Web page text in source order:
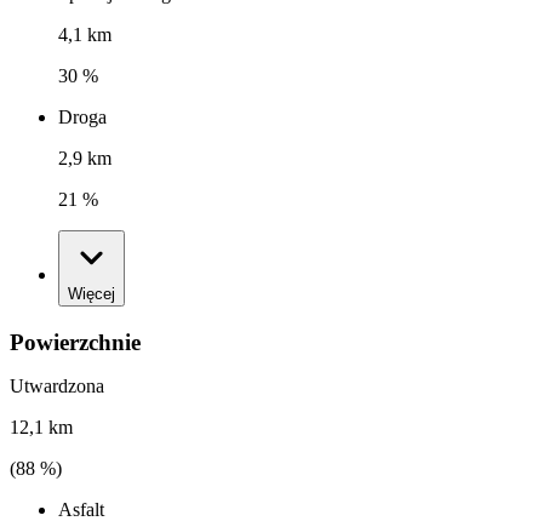
4,1 km
30 %
Droga
2,9 km
21 %
Więcej
Powierzchnie
Utwardzona
12,1 km
(88 %)
Asfalt